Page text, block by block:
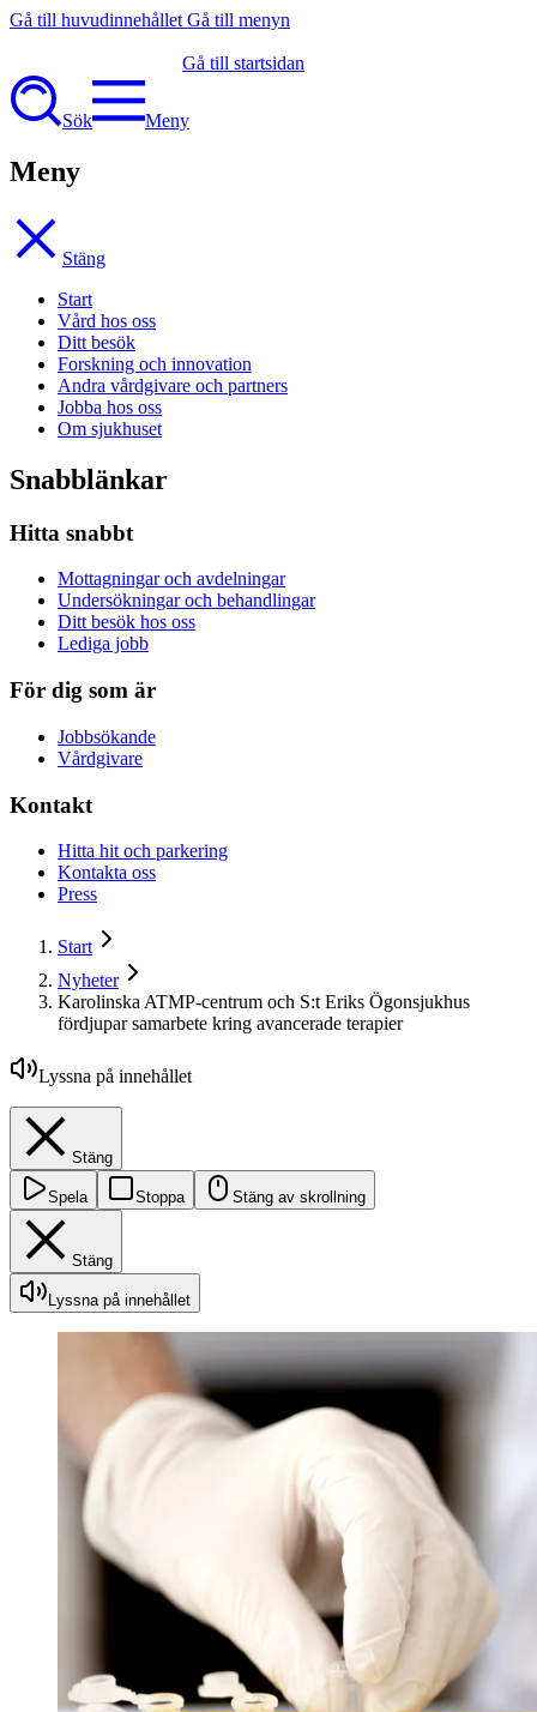
Gå till huvudinnehållet Gå till menyn
Gå till startsidan
Sök Meny
Meny
Stäng
Start
Vård hos oss
Ditt besök
Forskning och innovation
Andra vårdgivare och partners
Jobba hos oss
Om sjukhuset
Snabblänkar
Hitta snabbt
Mottagningar och avdelningar
Undersökningar och behandlingar
Ditt besök hos oss
Lediga jobb
För dig som är
Jobbsökande
Vårdgivare
Kontakt
Hitta hit och parkering
Kontakta oss
Press
Start
Nyheter
Karolinska ATMP-centrum och S:t Eriks Ögonsjukhus
fördjupar samarbete kring avancerade terapier
Lyssna på innehållet
Stäng
Spela Stoppa Stäng av skrollning
Stäng
Lyssna på innehållet